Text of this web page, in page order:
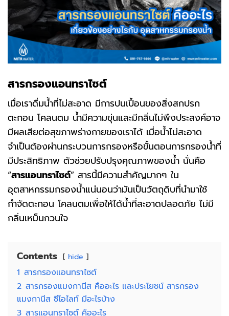
สารกรองแอนทราไซต์
เมื่อเราดื่มน้ำที่ไม่สะอาด มีการปนเปื้อนของสิ่งสกปรก
ตะกอน โคลนตม น้ำมีความขุ่นและมีกลิ่นไม่พึงประสงค์อาจ
มีผลเสียต่อสุขภาพร่างกายของเราได้ เมื่อน้ำไม่สะอาด
จำเป็นต้องผ่านกระบวนการกรองหรือขั้นตอนการกรองน้ำที่
มีประสิทธิภาพ ตัวช่วยปรับปรุงคุณภาพของน้ำ นั่นคือ
“สารแอนทราไซต์” สารนี้มีความสำคัญมากๆ ใน
อุตสาหกรรมกรองน้ำแน่นอนว่ามันเป็นวัตถุดิบที่นำมาใช้
กำจัดตะกอน โคลนตมเพื่อให้ได้น้ำที่สะอาดปลอดภัย ไม่มี
กลิ่นเหม็นกวนใจ
Contents hide
1 สารกรองแอนทราไซต์
2 สารกรองแมงกานีส คืออะไร และประโยชน์ สารกรอง
แมงกานีส ซีโอไลท์ มีอะไรบ้าง
3 สารแอนทราไซต์ คืออะไร